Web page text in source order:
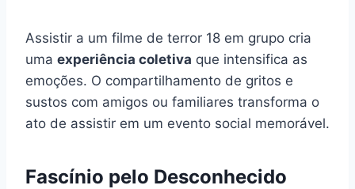
Assistir a um filme de terror 18 em grupo cria
uma experiência coletiva que intensifica as
emoções. O compartilhamento de gritos e
sustos com amigos ou familiares transforma o
ato de assistir em um evento social memorável.
Fascínio pelo Desconhecido